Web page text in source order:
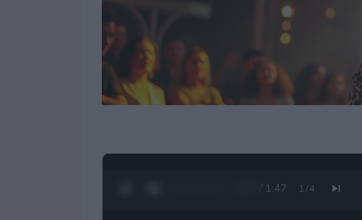
0:28 / 1:47 1 /4